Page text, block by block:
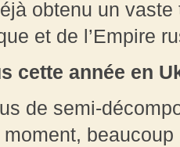
obtenu un
et de l’Empire
cette année en
de semi-